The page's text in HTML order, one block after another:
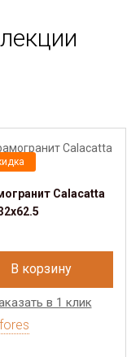
Calacatta
В корзину
в 1 клик